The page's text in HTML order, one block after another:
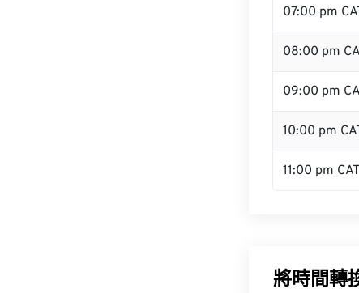
07:00 pm
08:00 pm
09:00 pm
10:00 pm
11:00 pm CAT
將時間轉